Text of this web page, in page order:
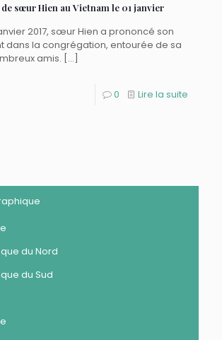
sœur Hien au Vietnam le 01 janvier
2017, sœur Hien a prononcé son
dans la congrégation, entourée de sa
amis. […]
0 Lire la suite
du Nord
du Sud